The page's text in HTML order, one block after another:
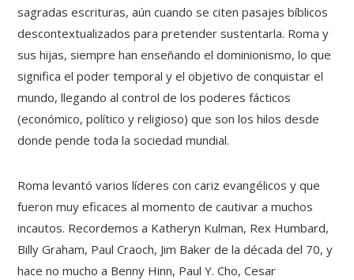
sagradas escrituras, aún cuando se citen pasajes bíblicos
descontextualizados para pretender sustentarla. Roma y
sus hijas, siempre han enseñando el dominionismo, lo que
significa el poder temporal y el objetivo de conquistar el
mundo, llegando al control de los poderes fácticos
(económico, político y religioso) que son los hilos desde
donde pende toda la sociedad mundial.
Roma levantó varios líderes con cariz evangélicos y que
fueron muy eficaces al momento de cautivar a muchos
incautos. Recordemos a Katheryn Kulman, Rex Humbard,
Billy Graham, Paul Craoch, Jim Baker de la década del 70, y
hace no mucho a Benny Hinn, Paul Y. Cho, Cesar